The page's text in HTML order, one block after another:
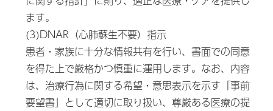
ます。
(3)DNAR（心肺蘇生不要）指示
患者・家族に十分な情報共有を行い、書面での同意
を得た上で厳格かつ慎重に運用します。なお、内容
は、治療行為に関する希望・意思表示を示す「事前
要望書」として適切に取り扱い、尊厳ある医療の提